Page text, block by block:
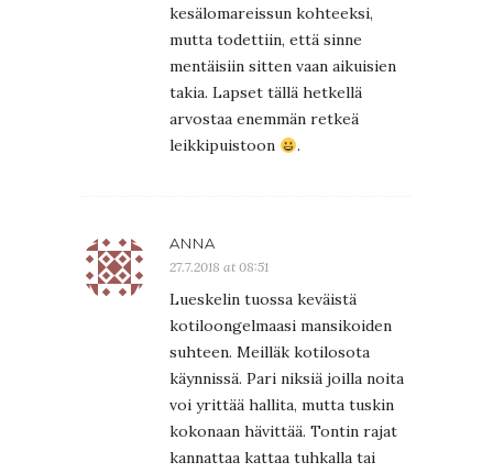
kesälomareissun kohteeksi,
mutta todettiin, että sinne
mentäisiin sitten vaan aikuisien
takia. Lapset tällä hetkellä
arvostaa enemmän retkeä
leikkipuistoon
.
ANNA
27.7.2018 at 08:51
Lueskelin tuossa keväistä
kotiloongelmaasi mansikoiden
suhteen. Meilläk kotilosota
käynnissä. Pari niksiä joilla noita
voi yrittää hallita, mutta tuskin
kokonaan hävittää. Tontin rajat
kannattaa kattaa tuhkalla tai